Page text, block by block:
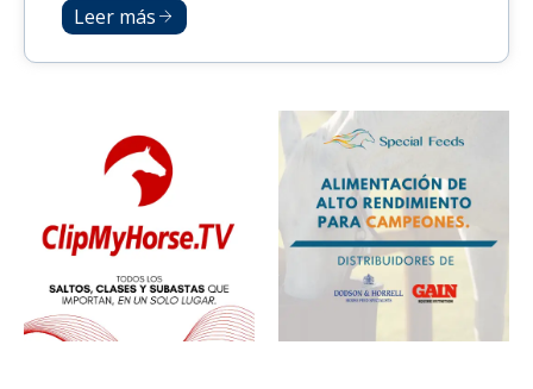
Leer más